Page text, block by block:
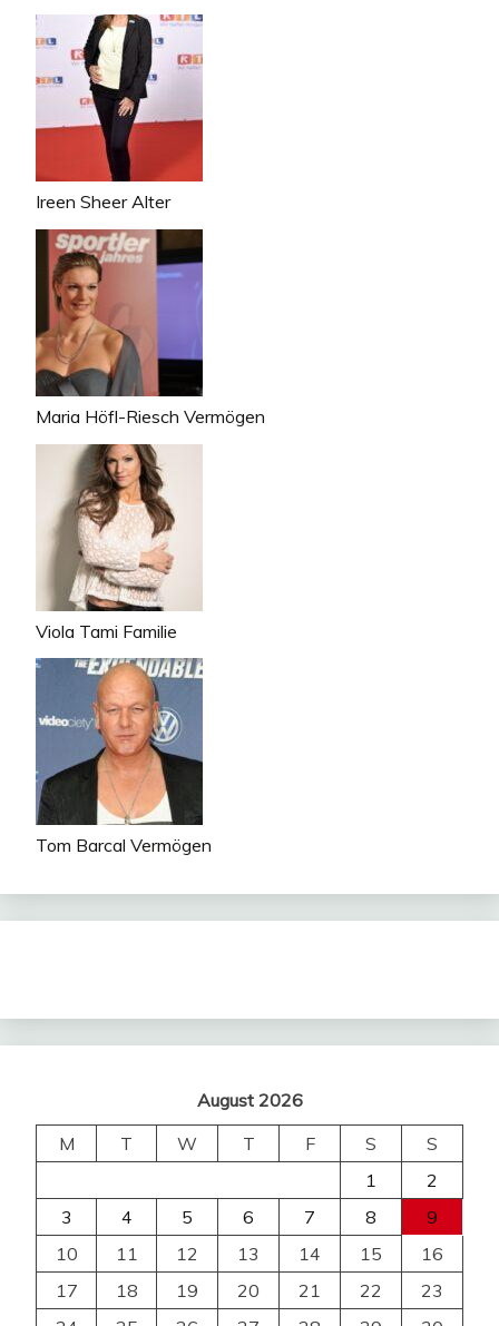
Ireen Sheer Alter
Maria Höfl-Riesch Vermögen
Viola Tami Familie
Tom Barcal Vermögen
August 2026
M
T W T F S
S
1
2
3
4 5 6 7 8
9
10
11 12 13 14 15
16
17
18 19 20 21 22
23